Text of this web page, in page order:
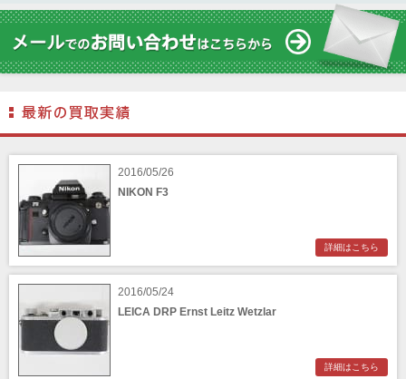
2016/05/26
NIKON F3
詳細はこちら
2016/05/24
LEICA DRP Ernst Leitz Wetzlar
詳細はこちら